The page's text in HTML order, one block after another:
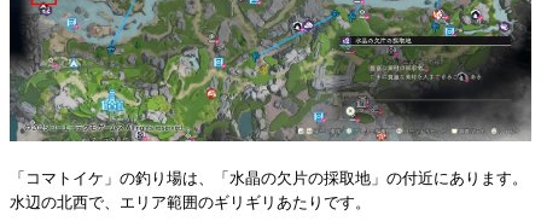
「コマトイケ」の釣り場は、「水晶の欠片の採取地」の付近にあります。
水辺の北西で、エリア範囲のギリギリあたりです。